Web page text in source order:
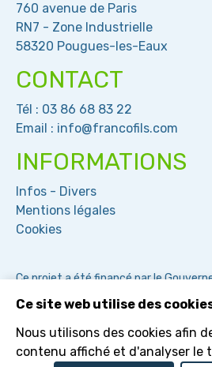
Ce site web utilise des
Nous utilisons des cookies afin
contenu affiché et d'analyser le
760 avenue de Paris
RN7 - Zone Industrielle
58320 Pougues-les-Eaux
CONTACT
Tél : 03 86 68 83 22
Email : info@francofils.com
INFORMATIONS
Infos - Divers
Mentions légales
Cookies
Ce projet a été financé par le
NextGenerationEU